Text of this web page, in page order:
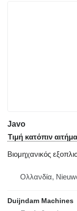
Javo
Τιμή κατόπιν
Βιομηχανικός
Ολλανδία,
Duijndam Machines